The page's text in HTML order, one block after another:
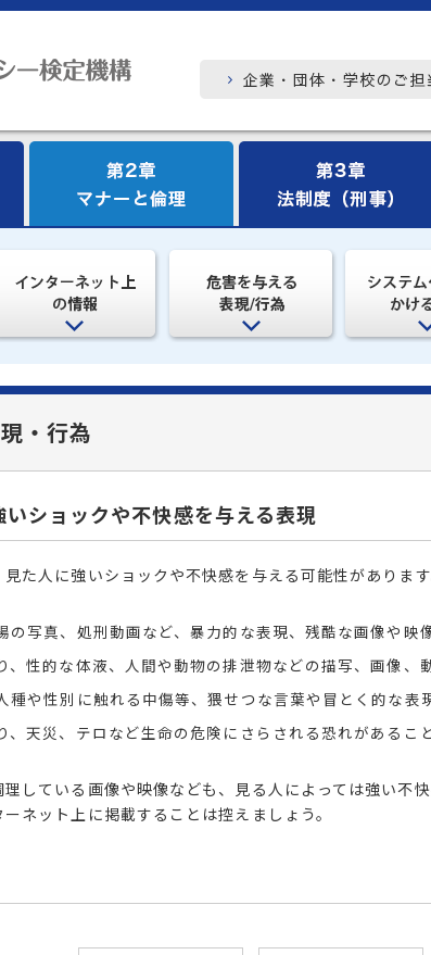
・行為
いショックや不快感を与える表現
た人に強いショックや不快感を与える可能性がありま
の写真、処刑動画など、暴力的な表現、残酷な画像や映
、性的な体液、人間や動物の排泄物などの描写、画像、動
種や性別に触れる中傷等、猥せつな言葉や冒とく的な表現
、天災、テロなど生命の危険にさらされる恐れがあるこ
している画像や映像なども、見る人によっては強い不
ネット上に掲載することは控えましょう。